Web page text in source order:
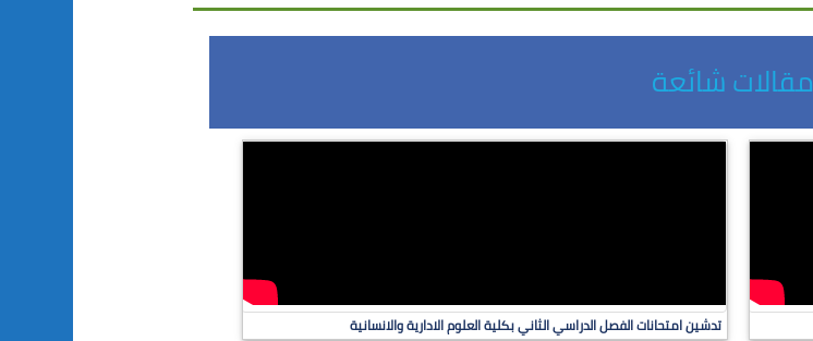
مقالات شائعة
تدشين امتحانات الفصل الدراسي الثاني بكلية العلوم الادارية والانسانية